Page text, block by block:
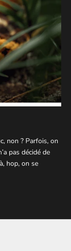
non ? Parfois, on
pas décidé de
hop, on se